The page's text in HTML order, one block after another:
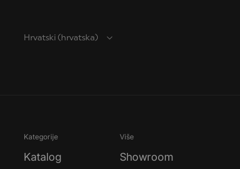
Hrvatski (hrvatska)
Kategorije
Katalog
Više
Showroom